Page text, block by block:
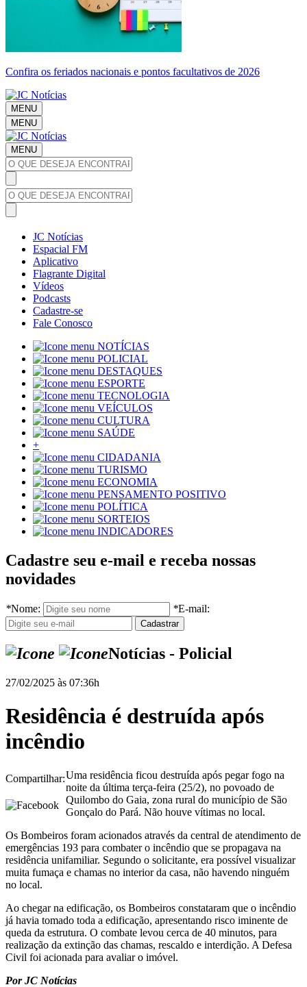
Confira os feriados nacionais e pontos facultativos de 2026
MENU
MENU
MENU
JC Notícias
Espacial FM
Aplicativo
Flagrante Digital
Vídeos
Podcasts
Cadastre-se
Fale Conosco
NOTÍCIAS
POLICIAL
DESTAQUES
ESPORTE
TECNOLOGIA
VEÍCULOS
CULTURA
SAÚDE
+
CIDADANIA
TURISMO
ECONOMIA
PENSAMENTO POSITIVO
POLÍTICA
SORTEIOS
INDICADORES
Cadastre seu e-mail e receba nossas
novidades
*Nome: *E-mail:
Notícias - Policial
27/02/2025 às 07:36h
Residência é destruída após
incêndio
Compartilhar:Uma residência ficou destruída após pegar fogo na
noite da última terça-feira (25/2), no povoado de
Quilombo do Gaia, zona rural do município de São
Gonçalo do Pará. Não houve vítimas no local.
Os Bombeiros foram acionados através da central de atendimento de
emergências 193 para combater o incêndio que se propagava na
residência unifamiliar. Segundo o solicitante, era possível visualizar
muita fumaça e chamas no interior da casa, não havendo ninguém
no local.
Ao chegar na edificação, os Bombeiros constataram que o incêndio
já havia tomado toda a edificação, apresentando risco iminente de
queda da estrutura. O combate levou cerca de 40 minutos, para
realização da extinção das chamas, rescaldo e interdição. A Defesa
Civil foi acionada para avaliar o imóvel.
Por JC Notícias